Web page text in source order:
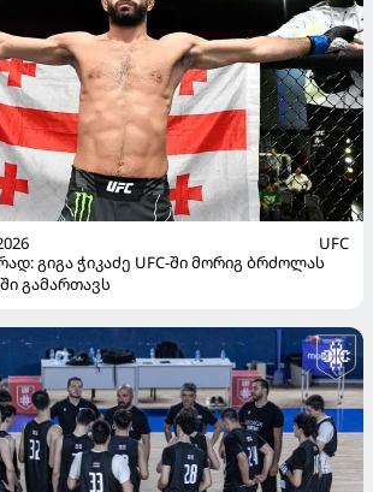
UFC
გიგა ჭიკაძე UFC-ში მორიგ ბრძოლას
გამართავს